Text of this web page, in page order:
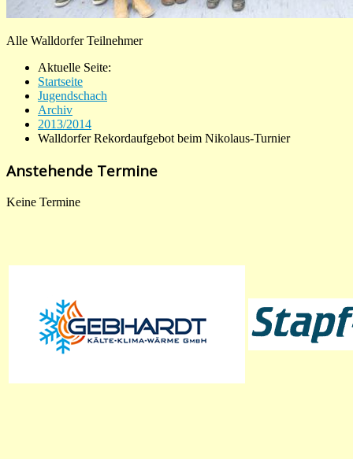
Alle Walldorfer Teilnehmer
Aktuelle Seite:
Startseite
Jugendschach
Archiv
2013/2014
Walldorfer Rekordaufgebot beim Nikolaus-Turnier
Anstehende Termine
Keine Termine